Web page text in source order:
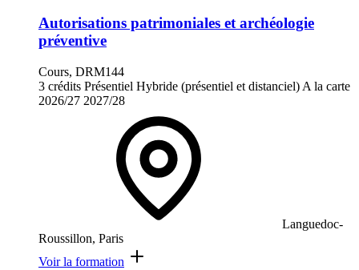
Autorisations patrimoniales et archéologie
préventive
Cours, DRM144
3 crédits Présentiel Hybride (présentiel et distanciel) A la carte
2026/27 2027/28
Languedoc-
Roussillon, Paris
Voir la formation